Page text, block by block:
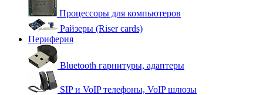
Процессоры для компьютеров
Райзеры (Riser cards)
Периферия
Bluetooth гарнитуры, адаптеры
SIP и VoIP телефоны, VoIP шлюзы